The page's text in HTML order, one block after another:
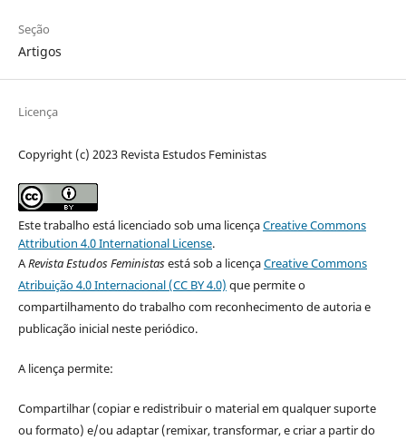
Seção
Artigos
Licença
Copyright (c) 2023 Revista Estudos Feministas
Este trabalho está licenciado sob uma licençaCreative Commons
Attribution 4.0 International License.
ARevista Estudos Feministasestá sob a licençaCreative Commons
Atribuição 4.0 Internacional (CC BY 4.0) que permite o
compartilhamento do trabalho com reconhecimento de autoria e
publicação inicial neste periódico.
A licença permite:
Compartilhar (copiar e redistribuir o material em qualquer suporte
ou formato) e/ou adaptar (remixar, transformar, e criar a partir do